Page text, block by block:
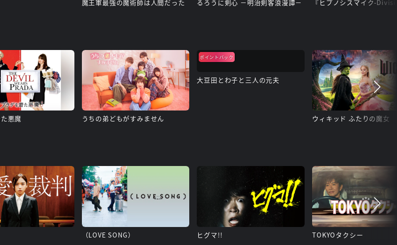
魔王軍最強の魔術師は人間だった るろうに剣心 －明治剣客浪漫譚－
悪魔 うちの弟どもがすみません
ポイントバック
大豆田とわ子と三人の元夫
ウィキッド ふたりの魔女
（LOVE SONG） ヒグマ!! TOKYOタクシー